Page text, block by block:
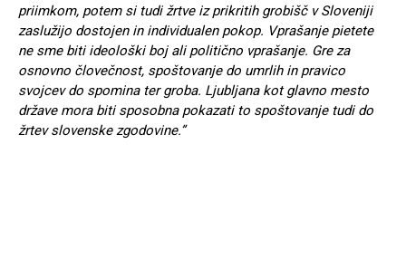
priimkom, potem si tudi žrtve iz prikritih grobišč v Sloveniji
zaslužijo dostojen in individualen pokop. Vprašanje pietete
ne sme biti ideološki boj ali politično vprašanje. Gre za
osnovno človečnost, spoštovanje do umrlih in pravico
svojcev do spomina ter groba. Ljubljana kot glavno mesto
države mora biti sposobna pokazati to spoštovanje tudi do
žrtev slovenske zgodovine.”